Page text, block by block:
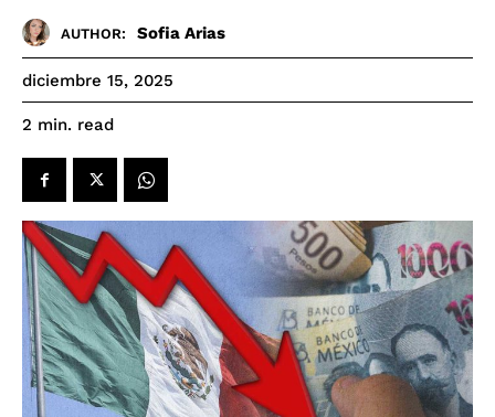
AUTHOR: Sofia Arias
diciembre 15, 2025
2 min. read